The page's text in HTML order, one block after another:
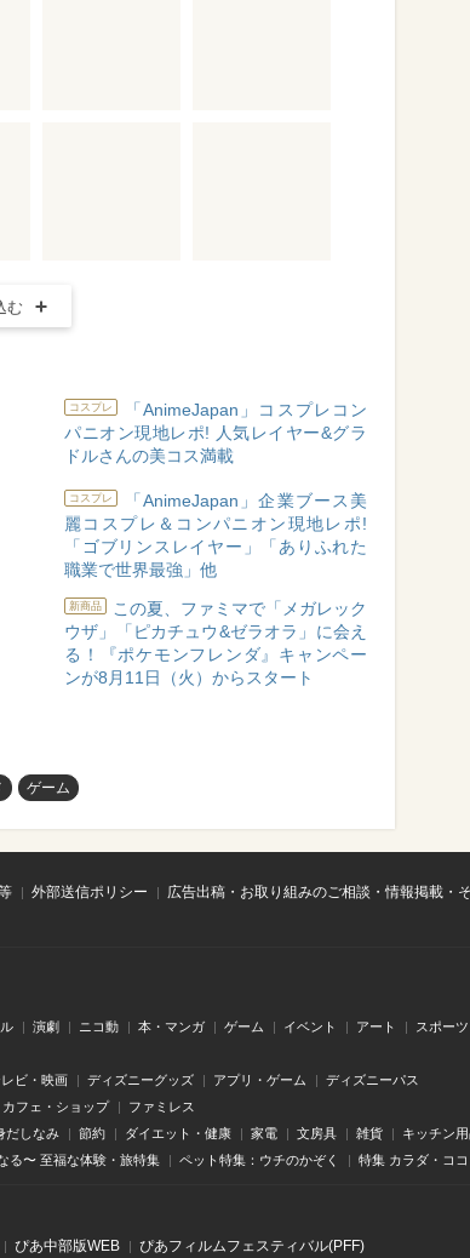
む
コスプレ
「AnimeJapan」コスプレコン
パニオン現地レポ! 人気レイヤー&グラ
ドルさんの美コス満載
コスプレ
「AnimeJapan」企業ブース美
麗コスプレ＆コンパニオン現地レポ!
「ゴブリンスレイヤー」「ありふれた
職業で世界最強」他
新商品
この夏、ファミマで「メガレック
ウザ」「ピカチュウ&ゼラオラ」に会え
る！『ポケモンフレンダ』キャンペー
ンが8月11日（火）からスタート
ゲーム
外部送信ポリシー
広告出稿・お取り組みのご相談・情報掲載・
演劇 ニコ動 本・マンガ ゲーム イベント アート スポーツ
ビ・映画 ディズニーグッズ アプリ・ゲーム ディズニーパス
カフェ・ショップ ファミレス
だしなみ 節約 ダイエット・健康 家電 文房具 雑貨 キッチン
る〜 至福な体験・旅特集 ペット特集：ウチのかぞく 特集 カラダ・コ
ぴあ中部版WEB ぴあフィルムフェスティバル(PFF)